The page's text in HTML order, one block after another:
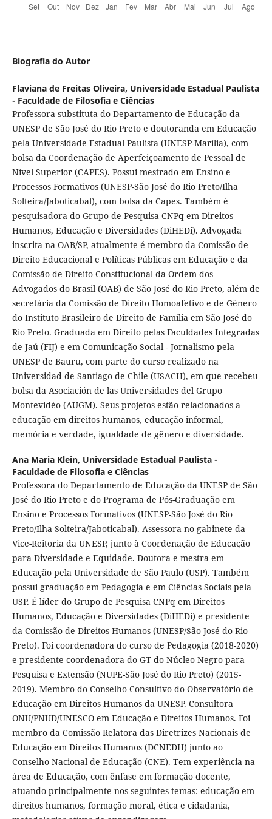
Biografia do Autor
Flaviana de Freitas Oliveira, Universidade Estadual Paulista
- Faculdade de Filosofia e Ciências
Professora substituta do Departamento de Educação da
UNESP de São José do Rio Preto e doutoranda em Educação
pela Universidade Estadual Paulista (UNESP-Marília), com
bolsa da Coordenação de Aperfeiçoamento de Pessoal de
Nível Superior (CAPES). Possui mestrado em Ensino e
Processos Formativos (UNESP-São José do Rio Preto/Ilha
Solteira/Jaboticabal), com bolsa da Capes. Também é
pesquisadora do Grupo de Pesquisa CNPq em Direitos
Humanos, Educação e Diversidades (DiHEDi). Advogada
inscrita na OAB/SP, atualmente é membro da Comissão de
Direito Educacional e Políticas Públicas em Educação e da
Comissão de Direito Constitucional da Ordem dos
Advogados do Brasil (OAB) de São José do Rio Preto, além de
secretária da Comissão de Direito Homoafetivo e de Gênero
do Instituto Brasileiro de Direito de Família em São José do
Rio Preto. Graduada em Direito pelas Faculdades Integradas
de Jaú (FIJ) e em Comunicação Social - Jornalismo pela
UNESP de Bauru, com parte do curso realizado na
Universidad de Santiago de Chile (USACH), em que recebeu
bolsa da Asociación de las Universidades del Grupo
Montevidéo (AUGM). Seus projetos estão relacionados a
educação em direitos humanos, educação informal,
memória e verdade, igualdade de gênero e diversidade.
Ana Maria Klein, Universidade Estadual Paulista -
Faculdade de Filosofia e Ciências
Professora do Departamento de Educação da UNESP de São
José do Rio Preto e do Programa de Pós-Graduação em
Ensino e Processos Formativos (UNESP-São José do Rio
Preto/Ilha Solteira/Jaboticabal). Assessora no gabinete da
Vice-Reitoria da UNESP, junto à Coordenação de Educação
para Diversidade e Equidade. Doutora e mestra em
Educação pela Universidade de São Paulo (USP). Também
possui graduação em Pedagogia e em Ciências Sociais pela
USP. É líder do Grupo de Pesquisa CNPq em Direitos
Humanos, Educação e Diversidades (DiHEDi) e presidente
da Comissão de Direitos Humanos (UNESP/São José do Rio
Preto). Foi coordenadora do curso de Pedagogia (2018-2020)
e presidente coordenadora do GT do Núcleo Negro para
Pesquisa e Extensão (NUPE-São José do Rio Preto) (2015-
2019). Membro do Conselho Consultivo do Observatório de
Educação em Direitos Humanos da UNESP. Consultora
ONU/PNUD/UNESCO em Educação e Direitos Humanos. Foi
membro da Comissão Relatora das Diretrizes Nacionais de
Educação em Direitos Humanos (DCNEDH) junto ao
Conselho Nacional de Educação (CNE). Tem experiência na
área de Educação, com ênfase em formação docente,
atuando principalmente nos seguintes temas: educação em
direitos humanos, formação moral, ética e cidadania,